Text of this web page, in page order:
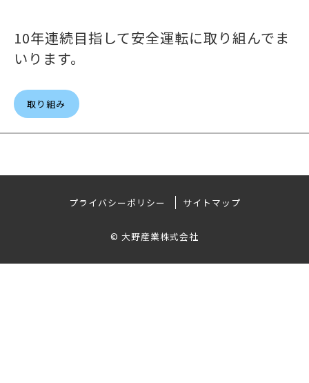
10年連続目指して安全運転に取り組んでま
いります。
取り組み
プライバシーポリシー サイトマップ
© 大野産業株式会社